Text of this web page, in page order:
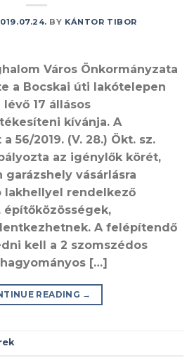
BY KÁNTOR TIBOR
Város Önkormányzata
a Bocskai úti lakótelepen
17 állásos
kívánja. A
56/2019. (V. 28.) Ökt. sz.
az igénylők körét,
vásárlásra
lakhellyel rendelkező
építőközösségek,
A felépítendő
kell a 2 szomszédos
[…]
READING →